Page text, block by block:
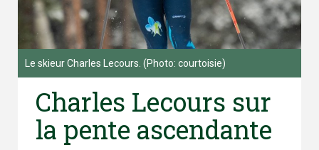
Le skieur Charles Lecours. (Photo: courtoisie)
Charles Lecours sur
la pente ascendante